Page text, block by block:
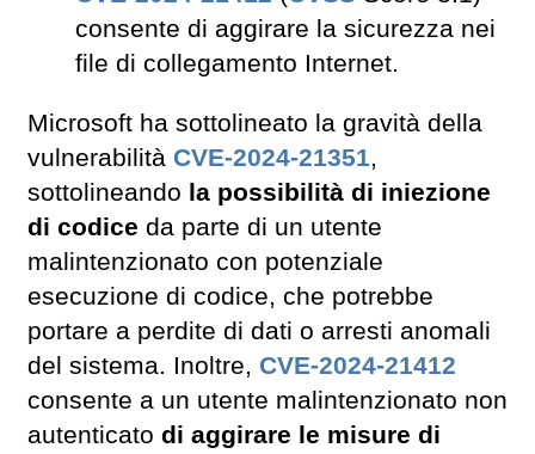
consente di aggirare la sicurezza nei
file di collegamento Internet.
Microsoft ha sottolineato la gravità della
vulnerabilità CVE-2024-21351,
sottolineando la possibilità di iniezione
di codice da parte di un utente
malintenzionato con potenziale
esecuzione di codice, che potrebbe
portare a perdite di dati o arresti anomali
del sistema. Inoltre, CVE-2024-21412
consente a un utente malintenzionato non
autenticato di aggirare le misure di